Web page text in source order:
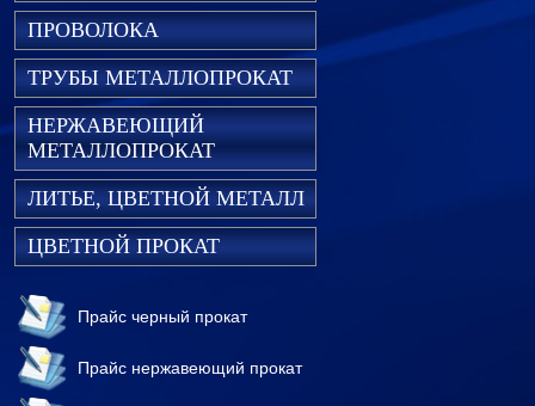
ПРОВОЛОКА
ТРУБЫ МЕТАЛЛОПРОКАТ
НЕРЖАВЕЮЩИЙ
МЕТАЛЛОПРОКАТ
ЛИТЬЕ, ЦВЕТНОЙ МЕТАЛЛ
ЦВЕТНОЙ ПРОКАТ
Прайс черный прокат
Прайс нержавеющий прокат